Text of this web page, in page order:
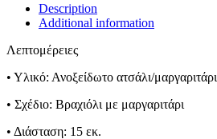
Description
Additional information
Λεπτομέρειες
• Υλικό: Ανοξείδωτο ατσάλι/μαργαριτάρι
• Σχέδιο: Βραχιόλι με μαργαριτάρι
• Διάσταση: 15 εκ.